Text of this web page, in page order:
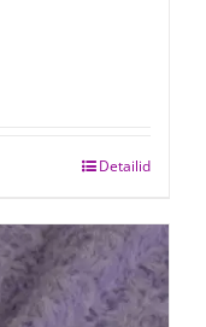
Detailid